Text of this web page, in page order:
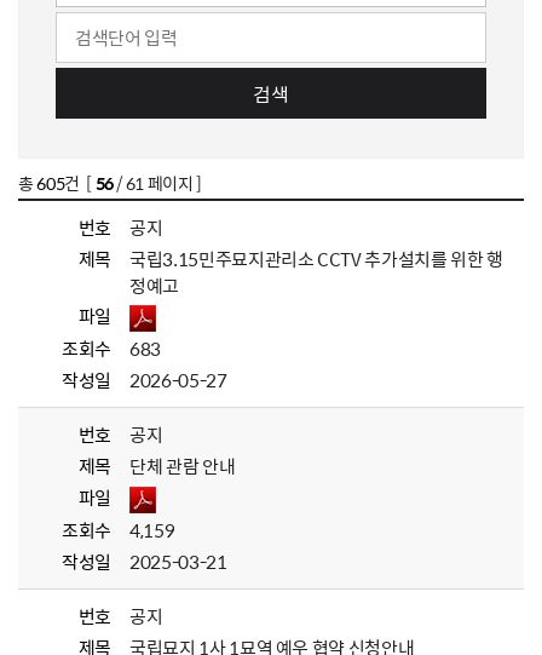
검색
총605건 [56/ 61 페이지 ]
번호
공지
제목
국립3.15민주묘지관리소 CCTV 추가설치를 위한 행
정예고
파일
조회수
683
작성일
2026-05-27
번호
공지
제목
단체 관람 안내
파일
조회수
4,159
작성일
2025-03-21
번호
공지
제목
국립묘지 1사 1묘역 예우 협약 신청안내